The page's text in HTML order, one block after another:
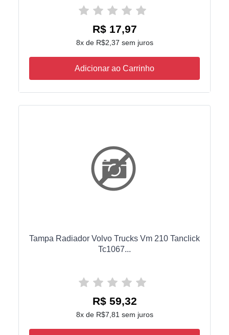
R$ 17,97
8x de R$2,37 sem juros
Adicionar ao Carrinho
Tampa Radiador Volvo Trucks Vm 210 Tanclick
Tc1067...
R$ 59,32
8x de R$7,81 sem juros